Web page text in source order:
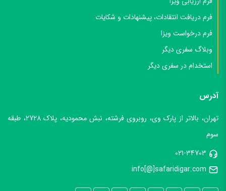
فرم ارزیابی ویزا
فرم دریافت انتقادات، پیشنهادات و شکایات
فرم درخواست ویزا
وبلاگ سفری دیگر
استخدام در سفری دیگر
آدرس
تهران، بالاتر از پارک وی، روبروی فرشته، نبش محمودیه، پلاک 2728، طبقه
سوم
021-34703
info[@]safaridigar.com